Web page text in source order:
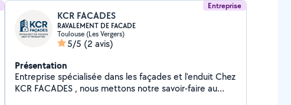
Entreprise
KCR FACADES
RAVALEMENT DE FACADE
Toulouse (Les Vergers)
5/5 (2 avis)
Présentation
Entreprise spécialisée dans les façades et l'enduit Chez
KCR FACADES , nous mettons notre savoir-faire au